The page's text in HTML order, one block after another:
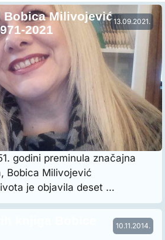
13.09.2021.
Bobica Milivojević
2021
godini preminula značajna
Bobica Milivojević
je objavila deset …
10.11.2014.